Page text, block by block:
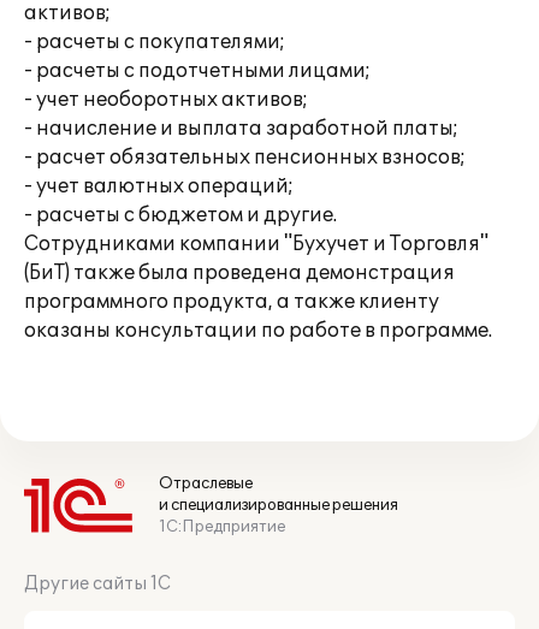
активов;
- расчеты с покупателями;
- расчеты с подотчетными лицами;
- учет необоротных активов;
- начисление и выплата заработной платы;
- расчет обязательных пенсионных взносов;
- учет валютных операций;
- расчеты с бюджетом и другие.
Сотрудниками компании "Бухучет и Торговля"
(БиТ) также была проведена демонстрация
программного продукта, а также клиенту
оказаны консультации по работе в программе.
Отраслевые
и специализированные решения
1С:Предприятие
Другие сайты 1С